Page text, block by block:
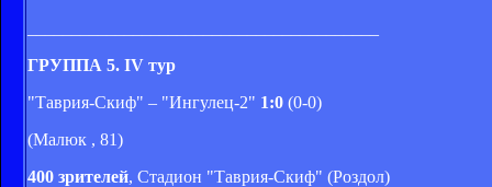
ГРУППА 5. IV тур
"Таврия-Скиф" – "Ингулец-2" 1:0 (0-0)
(Малюк , 81)
400 зрителей, Стадион "Таврия-Скиф" (Роздол)